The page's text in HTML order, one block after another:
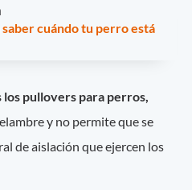
saber cuándo tu perro está
los pullovers para perros,
y no permite que se
de aislación que ejercen los